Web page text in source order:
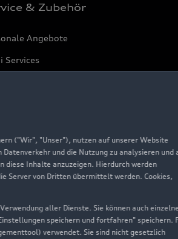
("Wir", "Unser"), nutzen auf unserer Website
und die Nutzung zu analysieren und
diese Inhalte anzuzeigen. Hierdurch werden
Server von Dritten übermittelt werden. Cookies,
aller Dienste. Sie können auch
speichern und fortfahren" speichern.
verwendet. Sie sind nicht gesetzlich
& Zubehör
Angebote
Services